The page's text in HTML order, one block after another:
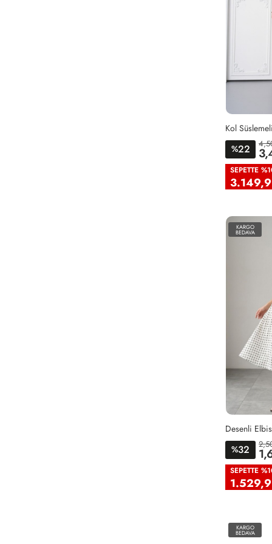
36 38
%22
SEPETTE
KARGO
BEDAVA
38
Desenli
%32
SEPETTE
KARGO
BEDAVA